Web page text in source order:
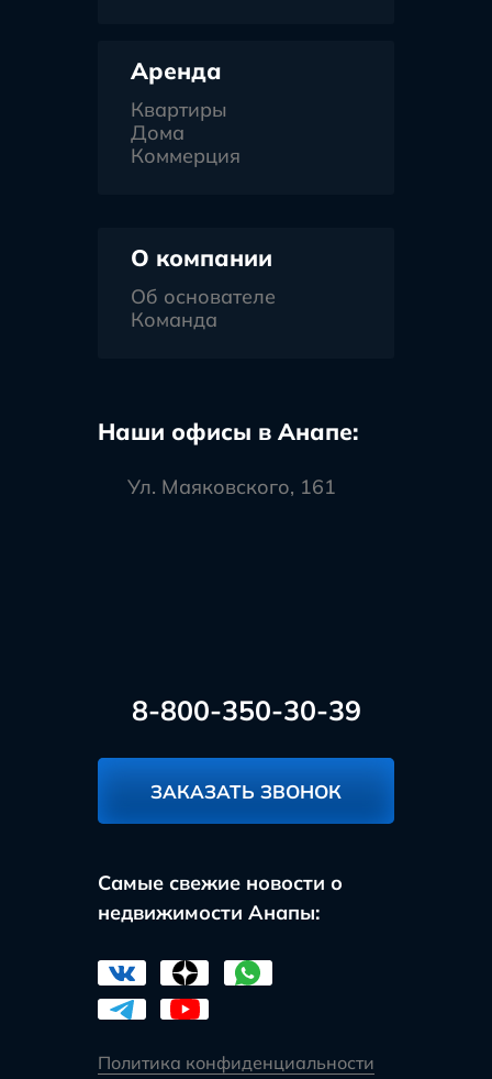
Аренда
Квартиры
Дома
Коммерция
О компании
Об основателе
Команда
Наши офисы в Анапе:
Ул. Маяковского, 161
8-800-350-30-39
ЗАКАЗАТЬ ЗВОНОК
Самые свежие новости о
недвижимости Анапы:
Политика конфиденциальности